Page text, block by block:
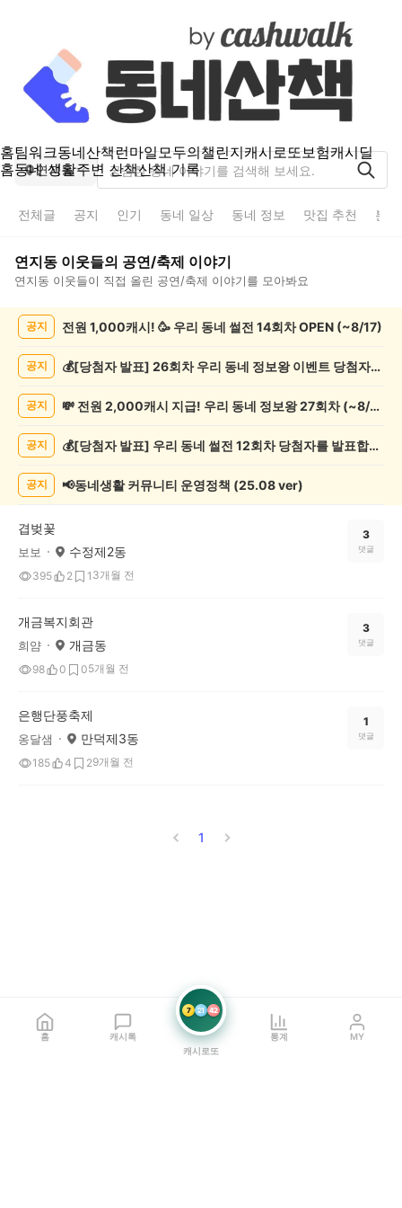
홈팀워크동네산책런마일모두의챌린지캐시로또보험캐시딜
홈동네 생활주변 산책산책 기록
연지동
전체글 공지 인기 동네 일상 동네 정보 맛집 추천 분
연지동 이웃들의 공연/축제 이야기
연지동 이웃들이 직접 올린 공연/축제 이야기를 모아봐요
록
공지 전원 1,000캐시! 🥳 우리 동네 썰전 14회차 OPEN (~8/17)
공지 💰[당첨자 발표] 26회차 우리 동네 정보왕 이벤트 당첨자를 발표합니다!
공지 💸 전원 2,000캐시 지급! 우리 동네 정보왕 27회차 (~8/10)
공지 💰[당첨자 발표] 우리 동네 썰전 12회차 당첨자를 발표합니다!
공지 📢동네생활 커뮤니티 운영정책 (25.08 ver)
겹벚꽃
보보 수정제2동
395 2 1 3개월 전
3
댓글
개금복지회관
희얌 개금동
98 0 05개월 전
3
댓글
은행단풍축제
옹달샘 만덕제3동
185 4 29개월 전
1
댓글
1
홈 캐시톡
7 21 42
캐시로또
통계 MY